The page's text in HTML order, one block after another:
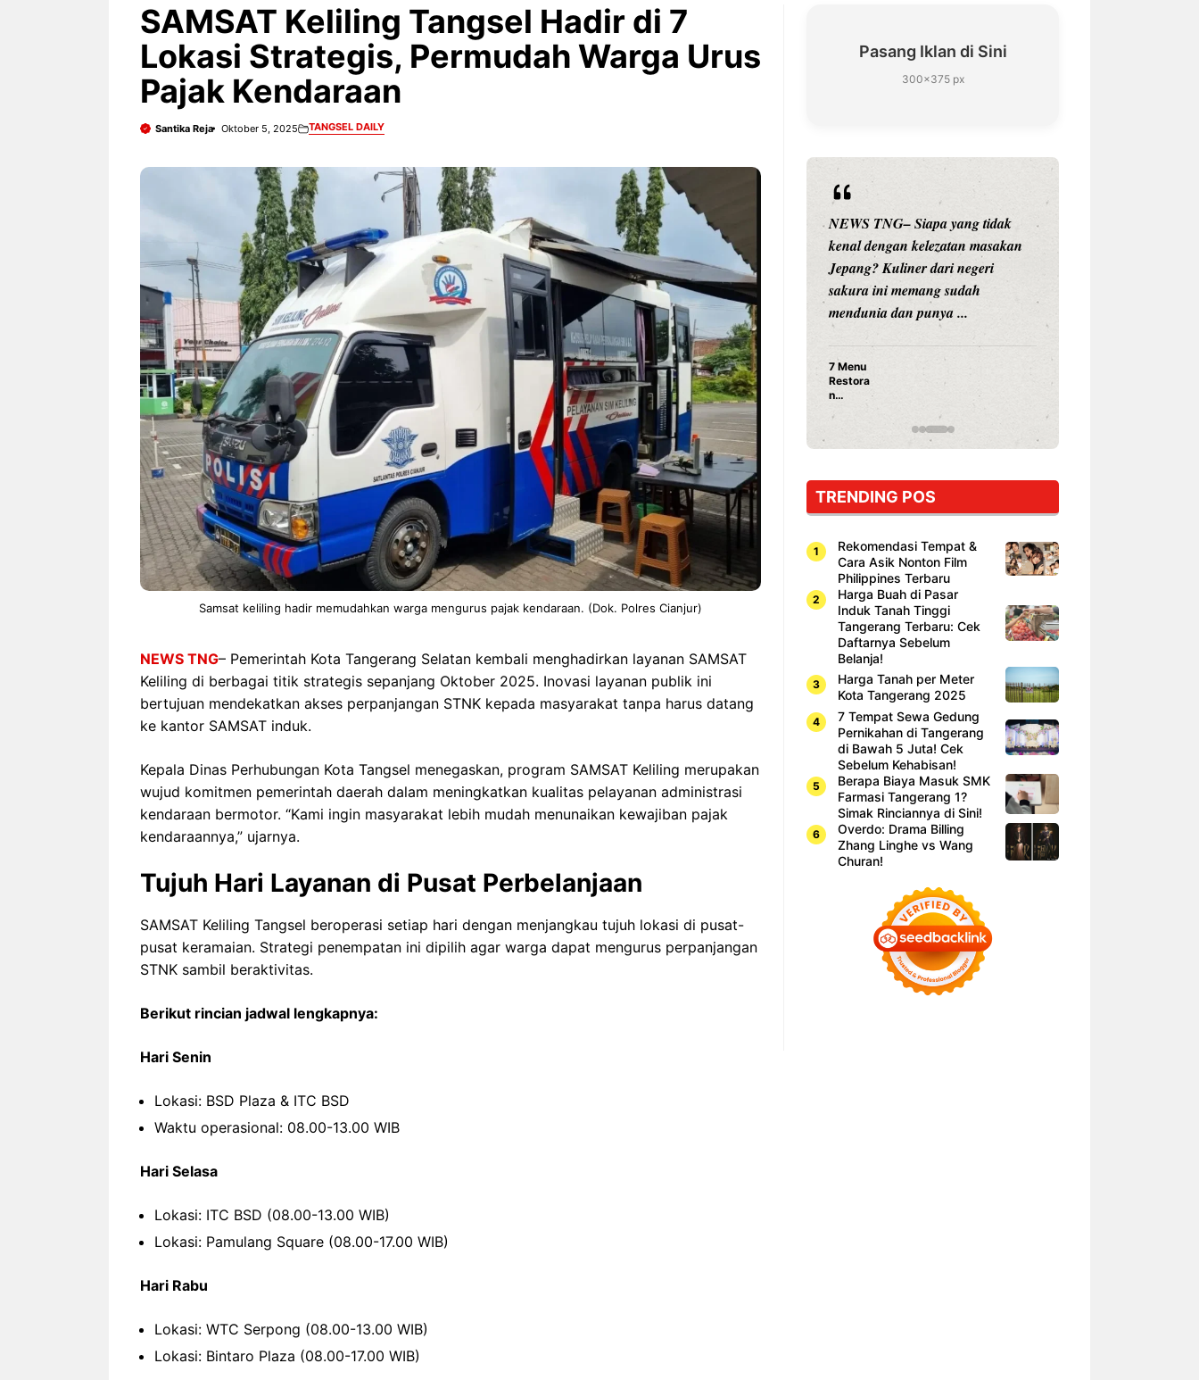
SAMSAT Keliling Tangsel Hadir di 7
Lokasi Strategis, Permudah Warga Urus
Pajak Kendaraan
Santika Reja Oktober 5, 2025 TANGSEL DAILY
Samsat keliling hadir memudahkan warga mengurus pajak kendaraan. (Dok. Polres Cianjur)
NEWS TNG– Pemerintah Kota Tangerang Selatan kembali menghadirkan layanan SAMSAT
Keliling di berbagai titik strategis sepanjang Oktober 2025. Inovasi layanan publik ini
bertujuan mendekatkan akses perpanjangan STNK kepada masyarakat tanpa harus datang
ke kantor SAMSAT induk.
Kepala Dinas Perhubungan Kota Tangsel menegaskan, program SAMSAT Keliling merupakan
wujud komitmen pemerintah daerah dalam meningkatkan kualitas pelayanan administrasi
kendaraan bermotor. “Kami ingin masyarakat lebih mudah menunaikan kewajiban pajak
kendaraannya,” ujarnya.
Tujuh Hari Layanan di Pusat Perbelanjaan
SAMSAT Keliling Tangsel beroperasi setiap hari dengan menjangkau tujuh lokasi di pusat-
pusat keramaian. Strategi penempatan ini dipilih agar warga dapat mengurus perpanjangan
STNK sambil beraktivitas.
Berikut rincian jadwal lengkapnya:
Hari Senin
Lokasi: BSD Plaza & ITC BSD
Waktu operasional: 08.00-13.00 WIB
Hari Selasa
Lokasi: ITC BSD (08.00-13.00 WIB)
Lokasi: Pamulang Square (08.00-17.00 WIB)
Hari Rabu
Lokasi: WTC Serpong (08.00-13.00 WIB)
Lokasi: Bintaro Plaza (08.00-17.00 WIB)
Pasang Iklan di Sini
300×375 px
NEWS TNG– Siapa sangka, dua
nama besar di dunia hiburan,
Nunung Srimulat dan Vicky
Prasetyo, kini merambah dunia
kuliner dengan ...
Nunung Srimulat & Vicky
Prasetyo Buka Restoran
Ayam Panggang! Cuma Rp
15 Ribu, Resep Rahasia
Mami Bikin Nagih!
NEWS TNG– Bandung –
Menyambut pergantian tahun
2026, restoran all you can eat
Kakkoii All You Can Eat Bandung
menghadirkan ...
Sambut 2026, Kakkoii
Bandung Hadirkan Pesta All
You Can Eat Mulai Rp
145.000
NEWS TNG– Pernah gak sih
kamu mulai ngerjain sesuatu cuma
buat iseng-iseng, eh ternyata malah
jadi peluang bisnis yang
menguntungkan? ...
Dari Iseng Jadi Cuan: Kisah
TUM_ATUL yang Ubah
Hampers Jadi Bisnis Kece
NEWS TNG– Siapa yang tidak
kenal dengan kelezatan masakan
Jepang? Kuliner dari negeri
sakura ini memang sudah
mendunia dan punya ...
7 Menu
Restora
n
yang
Dicoba,
Cuma
Sushi!
TRENDING POS
Rekomendasi Tempat &
Cara Asik Nonton Film
Philippines Terbaru
Harga Buah di Pasar
Induk Tanah Tinggi
Tangerang Terbaru: Cek
Daftarnya Sebelum
Belanja!
Harga Tanah per Meter
Kota Tangerang 2025
7 Tempat Sewa Gedung
Pernikahan di Tangerang
di Bawah 5 Juta! Cek
Sebelum Kehabisan!
Berapa Biaya Masuk SMK
Farmasi Tangerang 1?
Simak Rinciannya di Sini!
Overdo: Drama Billing
Zhang Linghe vs Wang
Churan!